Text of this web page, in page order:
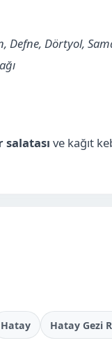
Defne, Dörtyol,
ve kağıt
Hatay Hatay Gezi